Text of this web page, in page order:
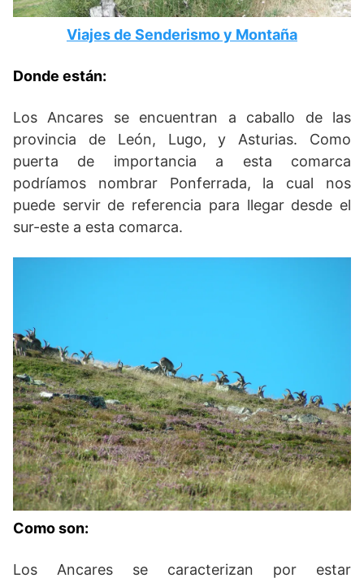
Viajes de Senderismo y Montaña
Donde están:
Los Ancares se encuentran a caballo de las
provincia de León, Lugo, y Asturias. Como
puerta de importancia a esta comarca
podríamos nombrar Ponferrada, la cual nos
puede servir de referencia para llegar desde el
sur-este a esta comarca.
Como son:
Los Ancares se caracterizan por estar